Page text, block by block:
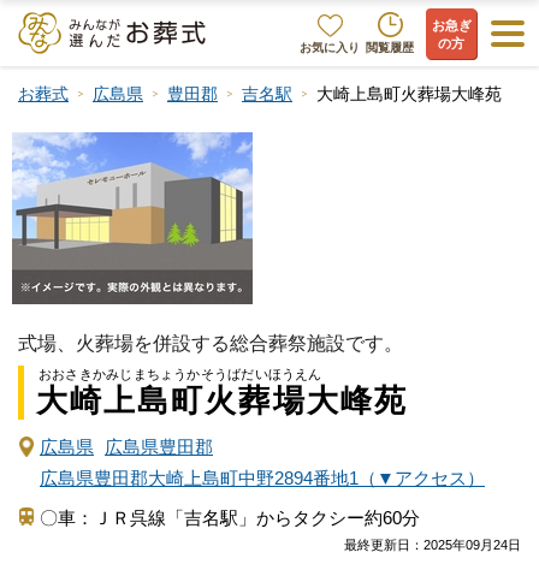
お気に入り 閲覧履歴
お急ぎ
の方
お葬式 広島県 豊田郡 吉名駅 大崎上島町火葬場大峰苑
式場、火葬場を併設する総合葬祭施設です。
おおさきかみじまちょうかそうばだいほうえん
大崎上島町火葬場大峰苑
広島県
広島県豊田郡
広島県豊田郡大崎上島町中野2894番地1（▼アクセス）
〇車：ＪＲ呉線「吉名駅」からタクシー約60分
最終更新日： 2025年09月24日